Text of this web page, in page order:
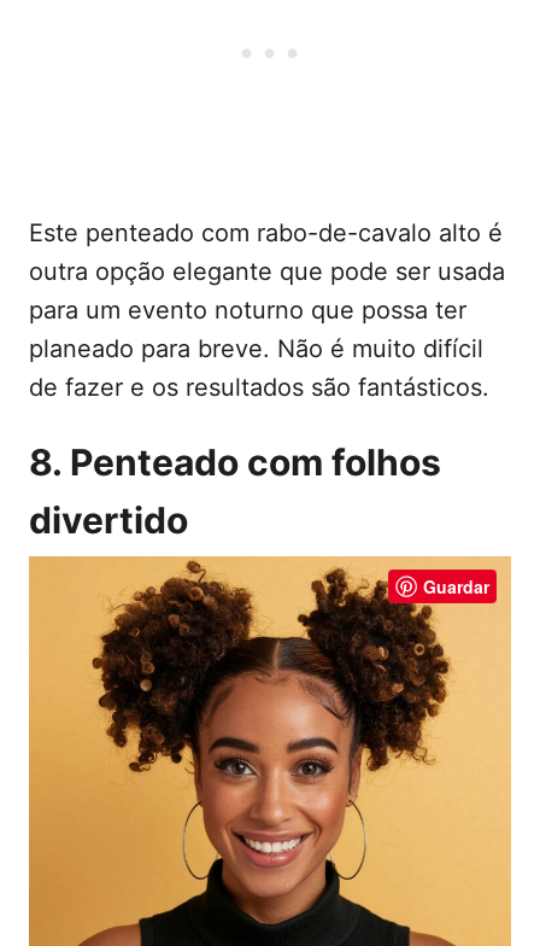
Este penteado com rabo-de-cavalo alto é
outra opção elegante que pode ser usada
para um evento noturno que possa ter
planeado para breve. Não é muito difícil
de fazer e os resultados são fantásticos.
8. Penteado com folhos
divertido
Guardar